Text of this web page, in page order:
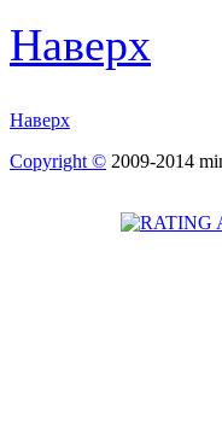
Наверх
Наверх
Copyright © 2009-2014